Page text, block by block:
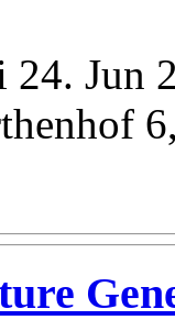
24. Jun